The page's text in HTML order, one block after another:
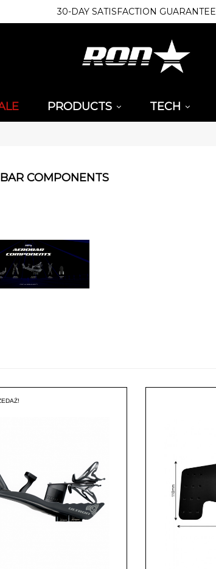
30-DAY SATISFACTION GUARANTEE
PRODUCTS TECH
COMPONENTS